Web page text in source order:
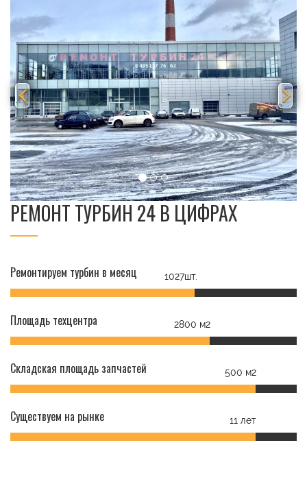
РЕМОНТ ТУРБИН 24 В ЦИФРАХ
Ремонтируем турбин в месяц 1027шт.
Площадь техцентра 2800 м2
Складская площадь запчастей 500 м2
Существуем на рынке 11 лет